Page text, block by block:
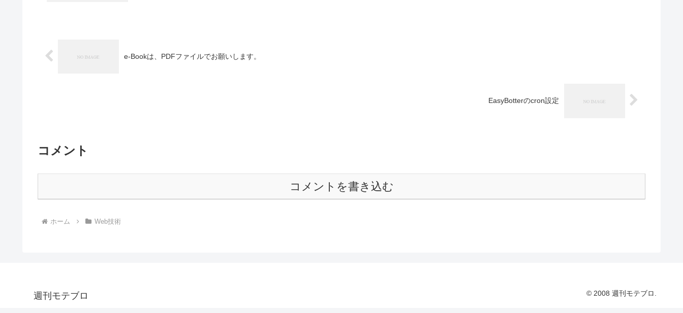
e-Bookは、PDFファイルでお願いします。
EasyBotterのcron設定
コメント
コメントを書き込む
ホーム Web技術
週刊モテブロ © 2008 週刊モテブロ.